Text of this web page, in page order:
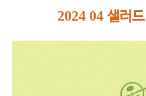
2024 04 샐러